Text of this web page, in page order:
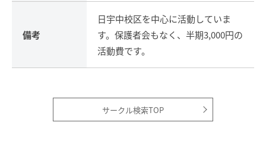
備考
日宇中校区を中心に活動していま
す。保護者会もなく、半期3,000円の
活動費です。
サークル検索TOP